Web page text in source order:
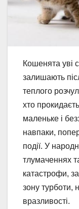
Кошенята уві
залишають
теплого
хто
маленьке і
навпаки,
події. У
тлумаченнях
катастрофи,
зону турботи,
вразливості.